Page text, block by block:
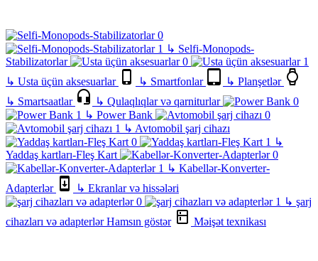
↳ Selfi-Monopods-
Stabilizatorlar
↳ Usta üçün aksesuarlar ↳ Smartfonlar ↳ Planşetlər
↳ Smartsaatlar ↳ Qulaqlıqlar və qarniturlar
↳ Power Bank
↳ Avtomobil şarj cihazı
↳
Yaddaş kartları-Fleş Kart
↳ Kabellər-Konverter-
Adapterlər
↳ Ekranlar və hissələri
↳ şarj
cihazları və adapterlərHamsın göstər Məişət texnikası